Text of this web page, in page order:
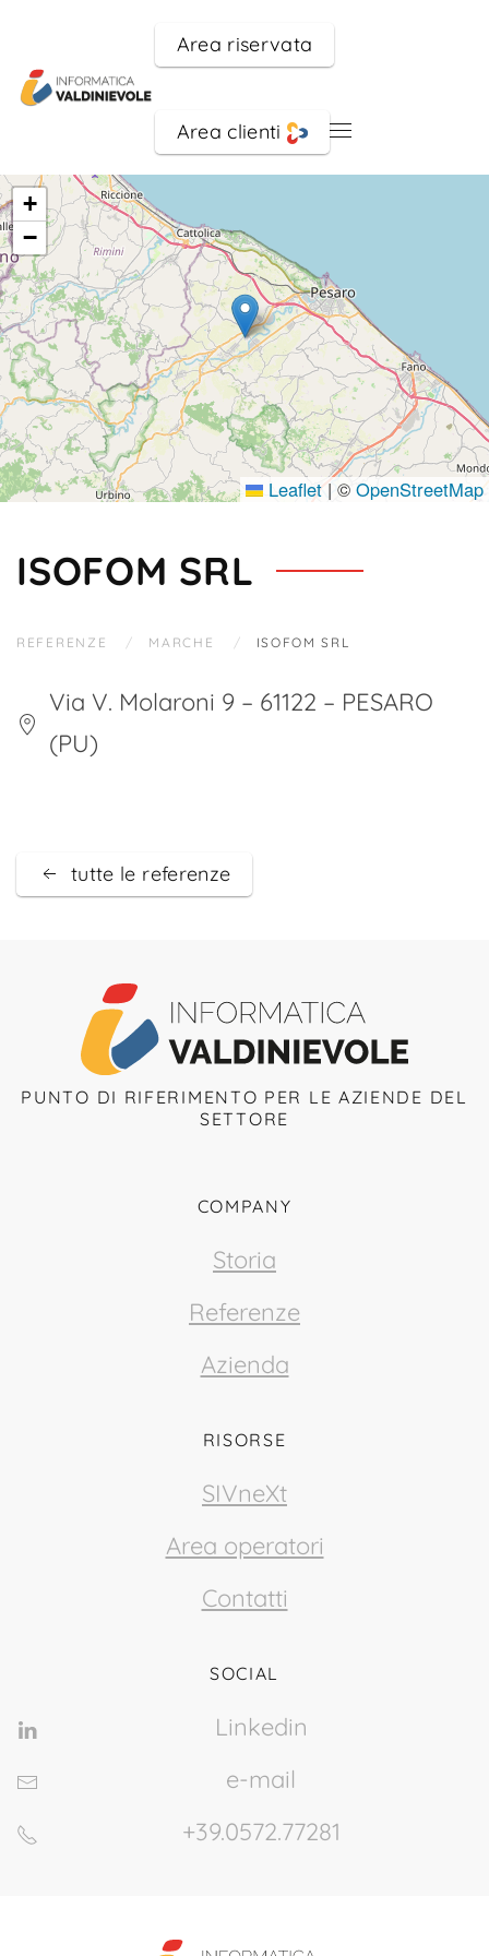
Skip to main contentArea riservata
Area clienti
+
−
Leaflet | © OpenStreetMap
ISOFOM SRL
REFERENZE MARCHE ISOFOM SRL
Via V. Molaroni 9 – 61122 – PESARO
(PU)
tutte le referenze
PUNTO DI RIFERIMENTO PER LE AZIENDE DEL
SETTORE
COMPANY
Storia
Referenze
Azienda
RISORSE
SIVneXt
Area operatori
Contatti
SOCIAL
Linkedin
e-mail
+39.0572.77281